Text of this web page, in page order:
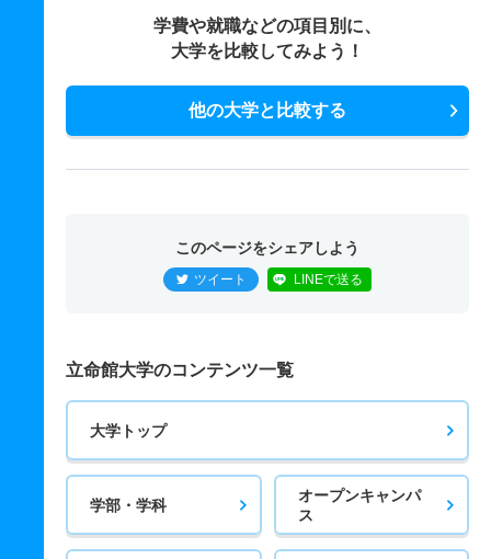
学費や就職などの項目別に、
大学を比較してみよう！
他の大学と比較する
このページをシェアしよう
ツイート LINEで送る
立命館大学のコンテンツ一覧
大学トップ
学部・学科
オープンキャンパ
ス